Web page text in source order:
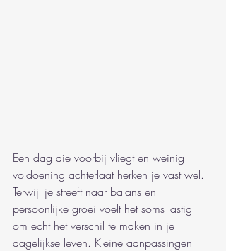
Een dag die voorbij vliegt en weinig
voldoening achterlaat herken je vast wel.
Terwijl je streeft naar balans en
persoonlijke groei voelt het soms lastig
om echt het verschil te maken in je
dagelijkse leven. Kleine aanpassingen